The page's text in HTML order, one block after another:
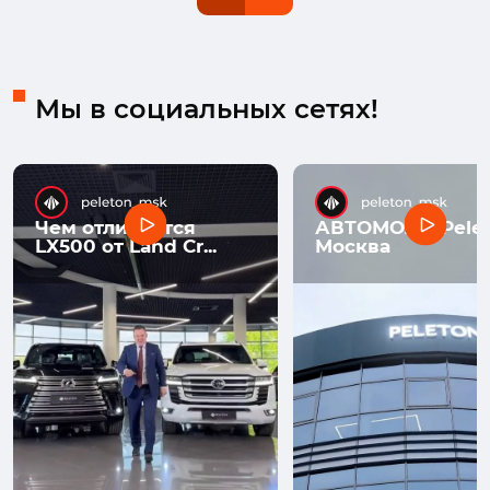
Мы в социальных сетях!
Чем отличается
LX500 от Land Cr...
АВТОМОЛЛ
Москва